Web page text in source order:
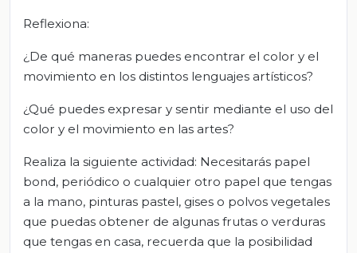
Reflexiona:
¿De qué maneras puedes encontrar el color y el
movimiento en los distintos lenguajes artísticos?
¿Qué puedes expresar y sentir mediante el uso del
color y el movimiento en las artes?
Realiza la siguiente actividad: Necesitarás papel
bond, periódico o cualquier otro papel que tengas
a la mano, pinturas pastel, gises o polvos vegetales
que puedas obtener de algunas frutas o verduras
que tengas en casa, recuerda que la posibilidad